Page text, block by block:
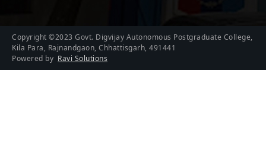
Copyright ©2023 Govt. Digvijay Autonomous Postgraduate College,
Kila Para, Rajnandgaon, Chhattisgarh, 491441
Powered by Ravi Solutions